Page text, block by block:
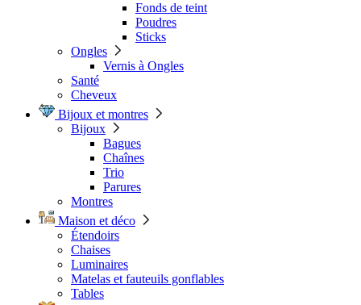
Fonds de teint
Poudres
Sticks
Ongles
Vernis à Ongles
Santé
Cheveux
Bijoux et montres
Bijoux
Bagues
Chaînes
Trio
Parures
Montres
Maison et déco
Étendoirs
Chaises
Luminaires
Matelas et fauteuils gonflables
Tables